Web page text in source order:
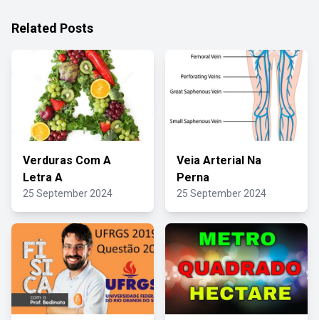
Related Posts
Verduras Com A
Letra A
25 September 2024
Veia Arterial Na
Perna
25 September 2024